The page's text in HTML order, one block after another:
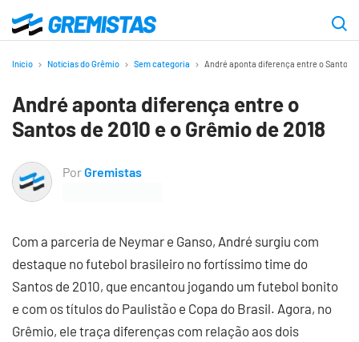
para
principal
Gremistas
Início Notícias do Grêmio Sem categoria André aponta diferença entre o Santos
André aponta diferença entre o
Santos de 2010 e o Grêmio de 2018
PorGremistas
Com a parceria de Neymar e Ganso, André surgiu com
destaque no futebol brasileiro no fortíssimo time do
Santos de 2010, que encantou jogando um futebol bonito
e com os títulos do Paulistão e Copa do Brasil. Agora, no
Grêmio, ele traça diferenças com relação aos dois